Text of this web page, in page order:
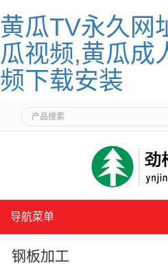
黄瓜TV永久网
瓜视频,黄瓜成
频下载安装
导航菜单
钢板加工